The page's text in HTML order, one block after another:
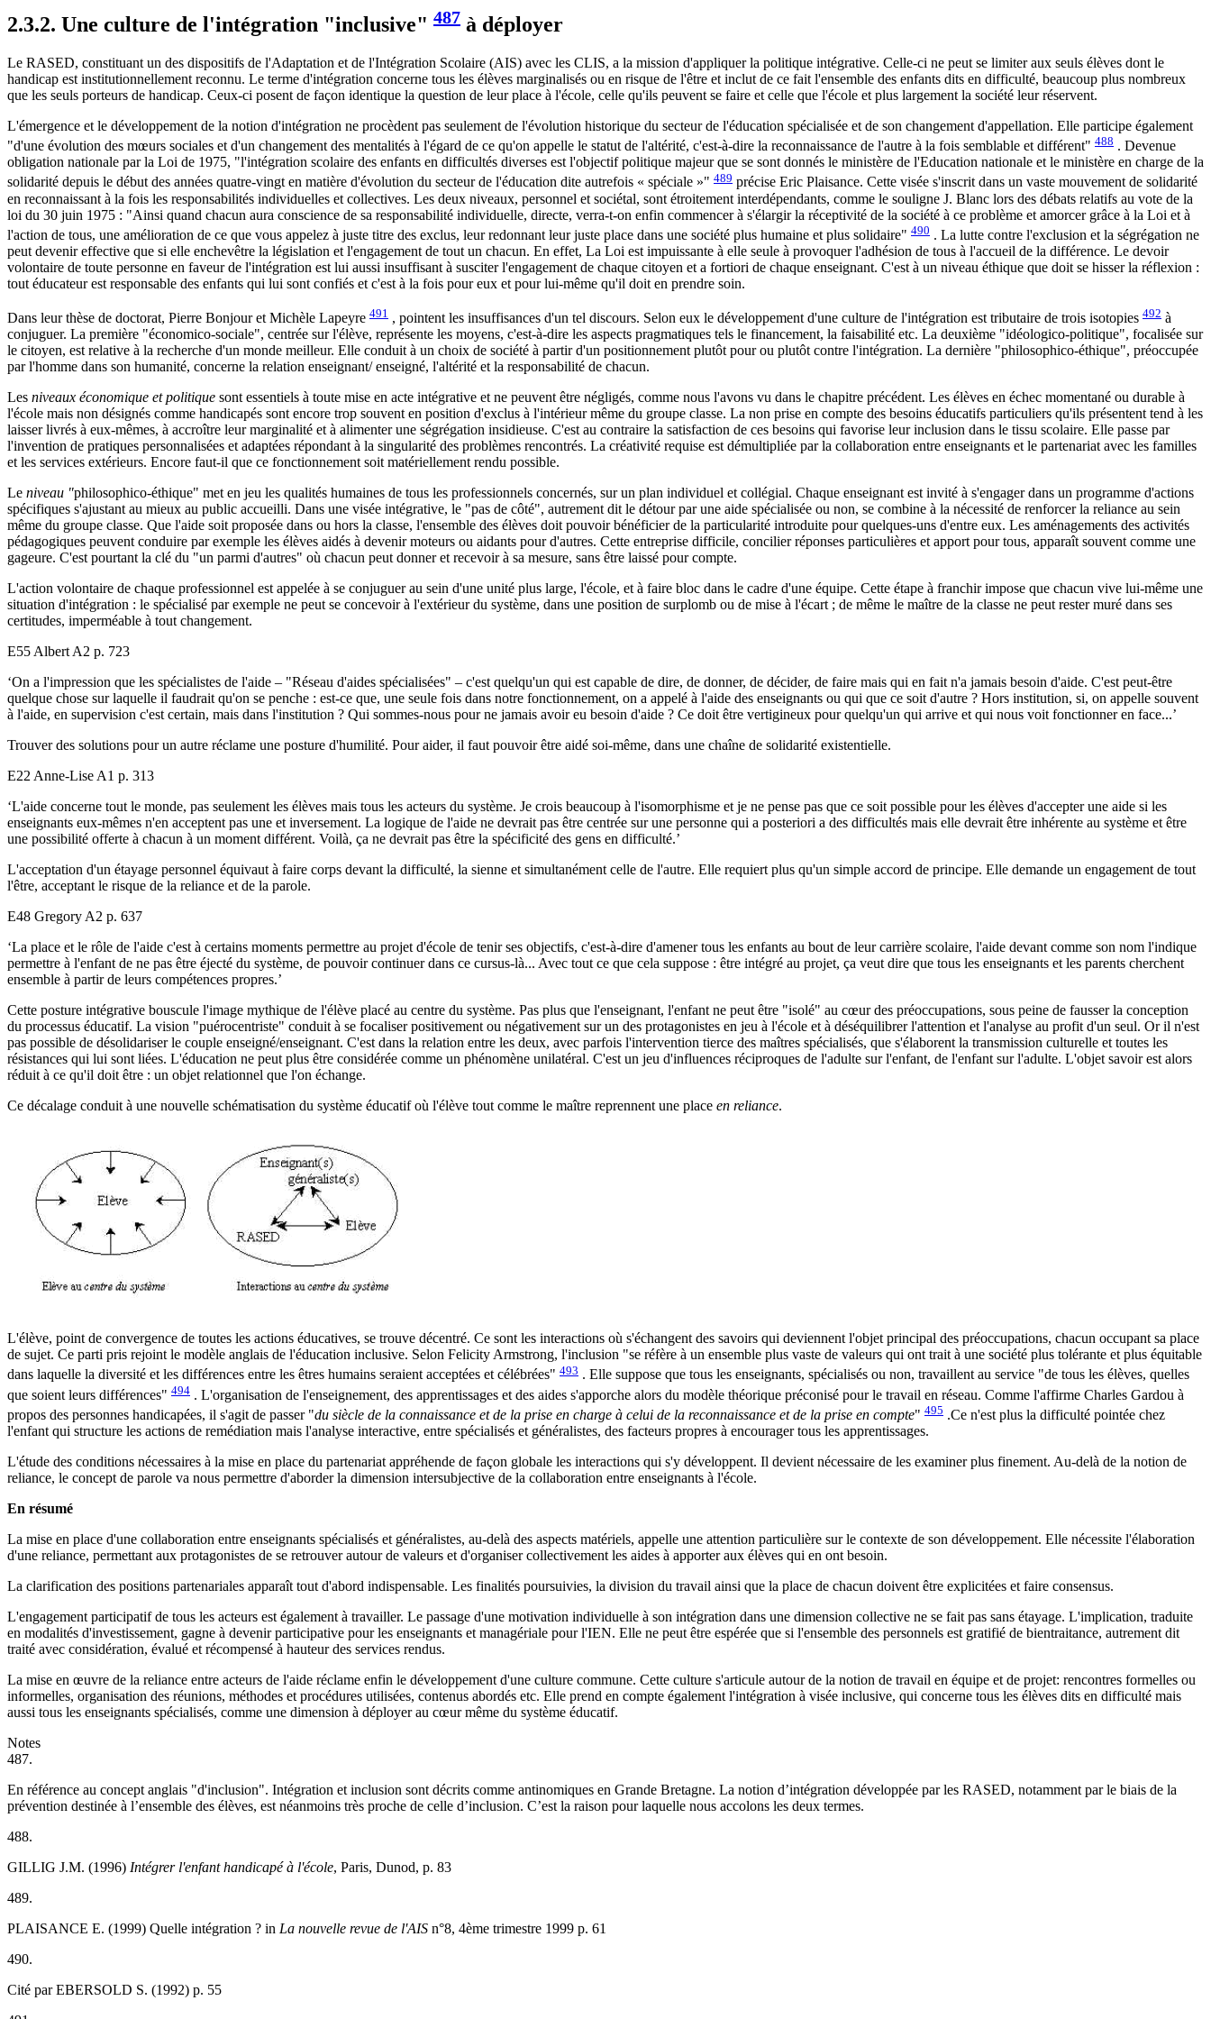
2.3.2. Une culture de l'intégration "inclusive" 487 à déployer
Le RASED, constituant un des dispositifs de l'Adaptation et de l'Intégration Scolaire (AIS) avec les CLIS, a la mission d'appliquer la politique intégrative. Celle-ci ne peut se limiter aux seuls élèves dont le
handicap est institutionnellement reconnu. Le terme d'intégration concerne tous les élèves marginalisés ou en risque de l'être et inclut de ce fait l'ensemble des enfants dits en difficulté, beaucoup plus nombreux
que les seuls porteurs de handicap. Ceux-ci posent de façon identique la question de leur place à l'école, celle qu'ils peuvent se faire et celle que l'école et plus largement la société leur réservent.
L'émergence et le développement de la notion d'intégration ne procèdent pas seulement de l'évolution historique du secteur de l'éducation spécialisée et de son changement d'appellation. Elle participe également
"d'une évolution des mœurs sociales et d'un changement des mentalités à l'égard de ce qu'on appelle le statut de l'altérité, c'est-à-dire la reconnaissance de l'autre à la fois semblable et différent" 488 . Devenue
obligation nationale par la Loi de 1975, "l'intégration scolaire des enfants en difficultés diverses est l'objectif politique majeur que se sont donnés le ministère de l'Education nationale et le ministère en charge de la
solidarité depuis le début des années quatre-vingt en matière d'évolution du secteur de l'éducation dite autrefois « spéciale »" 489 précise Eric Plaisance. Cette visée s'inscrit dans un vaste mouvement de solidarité
en reconnaissant à la fois les responsabilités individuelles et collectives. Les deux niveaux, personnel et sociétal, sont étroitement interdépendants, comme le souligne J. Blanc lors des débats relatifs au vote de la
loi du 30 juin 1975 : "Ainsi quand chacun aura conscience de sa responsabilité individuelle, directe, verra-t-on enfin commencer à s'élargir la réceptivité de la société à ce problème et amorcer grâce à la Loi et à
l'action de tous, une amélioration de ce que vous appelez à juste titre des exclus, leur redonnant leur juste place dans une société plus humaine et plus solidaire" 490 . La lutte contre l'exclusion et la ségrégation ne
peut devenir effective que si elle enchevêtre la législation et l'engagement de tout un chacun. En effet, La Loi est impuissante à elle seule à provoquer l'adhésion de tous à l'accueil de la différence. Le devoir
volontaire de toute personne en faveur de l'intégration est lui aussi insuffisant à susciter l'engagement de chaque citoyen et a fortiori de chaque enseignant. C'est à un niveau éthique que doit se hisser la réflexion :
tout éducateur est responsable des enfants qui lui sont confiés et c'est à la fois pour eux et pour lui-même qu'il doit en prendre soin.
Dans leur thèse de doctorat, Pierre Bonjour et Michèle Lapeyre 491 , pointent les insuffisances d'un tel discours. Selon eux le développement d'une culture de l'intégration est tributaire de trois isotopies 492 à
conjuguer. La première "économico-sociale", centrée sur l'élève, représente les moyens, c'est-à-dire les aspects pragmatiques tels le financement, la faisabilité etc. La deuxième "idéologico-politique", focalisée sur
le citoyen, est relative à la recherche d'un monde meilleur. Elle conduit à un choix de société à partir d'un positionnement plutôt pour ou plutôt contre l'intégration. La dernière "philosophico-éthique", préoccupée
par l'homme dans son humanité, concerne la relation enseignant/ enseigné, l'altérité et la responsabilité de chacun.
Les niveaux économique et politique sont essentiels à toute mise en acte intégrative et ne peuvent être négligés, comme nous l'avons vu dans le chapitre précédent. Les élèves en échec momentané ou durable à
l'école mais non désignés comme handicapés sont encore trop souvent en position d'exclus à l'intérieur même du groupe classe. La non prise en compte des besoins éducatifs particuliers qu'ils présentent tend à les
laisser livrés à eux-mêmes, à accroître leur marginalité et à alimenter une ségrégation insidieuse. C'est au contraire la satisfaction de ces besoins qui favorise leur inclusion dans le tissu scolaire. Elle passe par
l'invention de pratiques personnalisées et adaptées répondant à la singularité des problèmes rencontrés. La créativité requise est démultipliée par la collaboration entre enseignants et le partenariat avec les familles
et les services extérieurs. Encore faut-il que ce fonctionnement soit matériellement rendu possible.
Le niveau "philosophico-éthique" met en jeu les qualités humaines de tous les professionnels concernés, sur un plan individuel et collégial. Chaque enseignant est invité à s'engager dans un programme d'actions
spécifiques s'ajustant au mieux au public accueilli. Dans une visée intégrative, le "pas de côté", autrement dit le détour par une aide spécialisée ou non, se combine à la nécessité de renforcer la reliance au sein
même du groupe classe. Que l'aide soit proposée dans ou hors la classe, l'ensemble des élèves doit pouvoir bénéficier de la particularité introduite pour quelques-uns d'entre eux. Les aménagements des activités
pédagogiques peuvent conduire par exemple les élèves aidés à devenir moteurs ou aidants pour d'autres. Cette entreprise difficile, concilier réponses particulières et apport pour tous, apparaît souvent comme une
gageure. C'est pourtant la clé du "un parmi d'autres" où chacun peut donner et recevoir à sa mesure, sans être laissé pour compte.
L'action volontaire de chaque professionnel est appelée à se conjuguer au sein d'une unité plus large, l'école, et à faire bloc dans le cadre d'une équipe. Cette étape à franchir impose que chacun vive lui-même une
situation d'intégration : le spécialisé par exemple ne peut se concevoir à l'extérieur du système, dans une position de surplomb ou de mise à l'écart ; de même le maître de la classe ne peut rester muré dans ses
certitudes, imperméable à tout changement.
E55 Albert A2 p. 723
‘On a l'impression que les spécialistes de l'aide – "Réseau d'aides spécialisées" – c'est quelqu'un qui est capable de dire, de donner, de décider, de faire mais qui en fait n'a jamais besoin d'aide. C'est peut-être
quelque chose sur laquelle il faudrait qu'on se penche : est-ce que, une seule fois dans notre fonctionnement, on a appelé à l'aide des enseignants ou qui que ce soit d'autre ? Hors institution, si, on appelle souvent
à l'aide, en supervision c'est certain, mais dans l'institution ? Qui sommes-nous pour ne jamais avoir eu besoin d'aide ? Ce doit être vertigineux pour quelqu'un qui arrive et qui nous voit fonctionner en face...’
Trouver des solutions pour un autre réclame une posture d'humilité. Pour aider, il faut pouvoir être aidé soi-même, dans une chaîne de solidarité existentielle.
E22 Anne-Lise A1 p. 313
‘L'aide concerne tout le monde, pas seulement les élèves mais tous les acteurs du système. Je crois beaucoup à l'isomorphisme et je ne pense pas que ce soit possible pour les élèves d'accepter une aide si les
enseignants eux-mêmes n'en acceptent pas une et inversement. La logique de l'aide ne devrait pas être centrée sur une personne qui a posteriori a des difficultés mais elle devrait être inhérente au système et être
une possibilité offerte à chacun à un moment différent. Voilà, ça ne devrait pas être la spécificité des gens en difficulté.’
L'acceptation d'un étayage personnel équivaut à faire corps devant la difficulté, la sienne et simultanément celle de l'autre. Elle requiert plus qu'un simple accord de principe. Elle demande un engagement de tout
l'être, acceptant le risque de la reliance et de la parole.
E48 Gregory A2 p. 637
‘La place et le rôle de l'aide c'est à certains moments permettre au projet d'école de tenir ses objectifs, c'est-à-dire d'amener tous les enfants au bout de leur carrière scolaire, l'aide devant comme son nom l'indique
permettre à l'enfant de ne pas être éjecté du système, de pouvoir continuer dans ce cursus-là... Avec tout ce que cela suppose : être intégré au projet, ça veut dire que tous les enseignants et les parents cherchent
ensemble à partir de leurs compétences propres.’
Cette posture intégrative bouscule l'image mythique de l'élève placé au centre du système. Pas plus que l'enseignant, l'enfant ne peut être "isolé" au cœur des préoccupations, sous peine de fausser la conception
du processus éducatif. La vision "puérocentriste" conduit à se focaliser positivement ou négativement sur un des protagonistes en jeu à l'école et à déséquilibrer l'attention et l'analyse au profit d'un seul. Or il n'est
pas possible de désolidariser le couple enseigné/enseignant. C'est dans la relation entre les deux, avec parfois l'intervention tierce des maîtres spécialisés, que s'élaborent la transmission culturelle et toutes les
résistances qui lui sont liées. L'éducation ne peut plus être considérée comme un phénomène unilatéral. C'est un jeu d'influences réciproques de l'adulte sur l'enfant, de l'enfant sur l'adulte. L'objet savoir est alors
réduit à ce qu'il doit être : un objet relationnel que l'on échange.
Ce décalage conduit à une nouvelle schématisation du système éducatif où l'élève tout comme le maître reprennent une place en reliance.
L'élève, point de convergence de toutes les actions éducatives, se trouve décentré. Ce sont les interactions où s'échangent des savoirs qui deviennent l'objet principal des préoccupations, chacun occupant sa place
de sujet. Ce parti pris rejoint le modèle anglais de l'éducation inclusive. Selon Felicity Armstrong, l'inclusion "se réfère à un ensemble plus vaste de valeurs qui ont trait à une société plus tolérante et plus équitable
dans laquelle la diversité et les différences entre les êtres humains seraient acceptées et célébrées" 493 . Elle suppose que tous les enseignants, spécialisés ou non, travaillent au service "de tous les élèves, quelles
que soient leurs différences" 494 . L'organisation de l'enseignement, des apprentissages et des aides s'apporche alors du modèle théorique préconisé pour le travail en réseau. Comme l'affirme Charles Gardou à
propos des personnes handicapées, il s'agit de passer "du siècle de la connaissance et de la prise en charge à celui de la reconnaissance et de la prise en compte" 495 .Ce n'est plus la difficulté pointée chez
l'enfant qui structure les actions de remédiation mais l'analyse interactive, entre spécialisés et généralistes, des facteurs propres à encourager tous les apprentissages.
L'étude des conditions nécessaires à la mise en place du partenariat appréhende de façon globale les interactions qui s'y développent. Il devient nécessaire de les examiner plus finement. Au-delà de la notion de
reliance, le concept de parole va nous permettre d'aborder la dimension intersubjective de la collaboration entre enseignants à l'école.
En résumé
La mise en place d'une collaboration entre enseignants spécialisés et généralistes, au-delà des aspects matériels, appelle une attention particulière sur le contexte de son développement. Elle nécessite l'élaboration
d'une reliance, permettant aux protagonistes de se retrouver autour de valeurs et d'organiser collectivement les aides à apporter aux élèves qui en ont besoin.
La clarification des positions partenariales apparaît tout d'abord indispensable. Les finalités poursuivies, la division du travail ainsi que la place de chacun doivent être explicitées et faire consensus.
L'engagement participatif de tous les acteurs est également à travailler. Le passage d'une motivation individuelle à son intégration dans une dimension collective ne se fait pas sans étayage. L'implication, traduite
en modalités d'investissement, gagne à devenir participative pour les enseignants et managériale pour l'IEN. Elle ne peut être espérée que si l'ensemble des personnels est gratifié de bientraitance, autrement dit
traité avec considération, évalué et récompensé à hauteur des services rendus.
La mise en œuvre de la reliance entre acteurs de l'aide réclame enfin le développement d'une culture commune. Cette culture s'articule autour de la notion de travail en équipe et de projet: rencontres formelles ou
informelles, organisation des réunions, méthodes et procédures utilisées, contenus abordés etc. Elle prend en compte également l'intégration à visée inclusive, qui concerne tous les élèves dits en difficulté mais
aussi tous les enseignants spécialisés, comme une dimension à déployer au cœur même du système éducatif.
Notes
487.
En référence au concept anglais "d'inclusion". Intégration et inclusion sont décrits comme antinomiques en Grande Bretagne. La notion d’intégration développée par les RASED, notamment par le biais de la
prévention destinée à l’ensemble des élèves, est néanmoins très proche de celle d’inclusion. C’est la raison pour laquelle nous accolons les deux termes.
488.
GILLIG J.M. (1996) Intégrer l'enfant handicapé à l'école, Paris, Dunod, p. 83
489.
PLAISANCE E. (1999) Quelle intégration ? in La nouvelle revue de l'AIS n°8, 4ème trimestre 1999 p. 61
490.
Cité par EBERSOLD S. (1992) p. 55